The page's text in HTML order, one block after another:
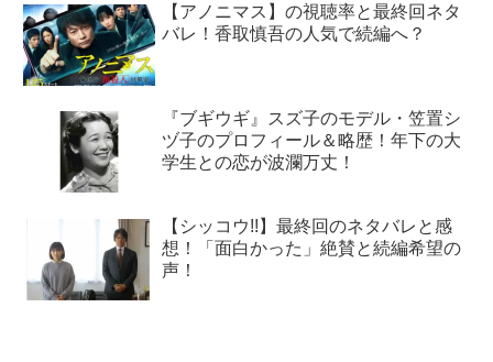
【アノニマス】の視聴率と最終回ネタ
バレ！香取慎吾の人気で続編へ？
『ブギウギ』スズ子のモデル・笠置シ
ヅ子のプロフィール＆略歴！年下の大
学生との恋が波瀾万丈！
【シッコウ!!】最終回のネタバレと感
想！「面白かった」絶賛と続編希望の
声！